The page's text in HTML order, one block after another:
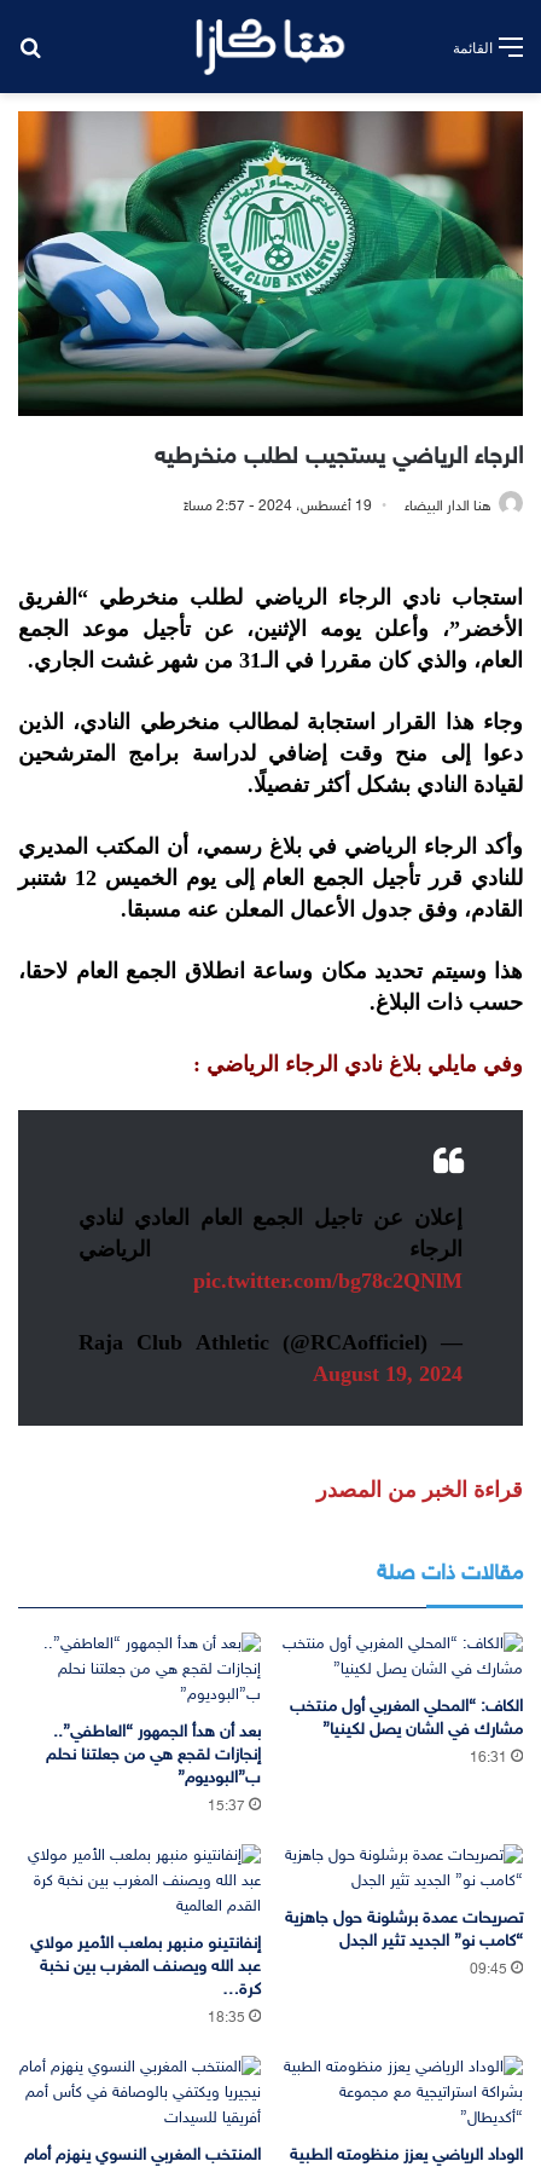
القائمة
الرجاء الرياضي يستجيب لطلب منخرطيه
هنا الدار البيضاء 19 أغسطس، 2024 - 2:57 مساءً
استجاب نادي الرجاء الرياضي لطلب منخرطي “الفريق
الأخضر”، وأعلن يومه الإثنين، عن تأجيل موعد الجمع
العام، والذي كان مقررا في الـ31 من شهر غشت الجاري.
وجاء هذا القرار استجابة لمطالب منخرطي النادي، الذين
دعوا إلى منح وقت إضافي لدراسة برامج المترشحين
لقيادة النادي بشكل أكثر تفصيلًا.
وأكد الرجاء الرياضي في بلاغ رسمي، أن المكتب المديري
للنادي قرر تأجيل الجمع العام إلى يوم الخميس 12 شتنبر
القادم، وفق جدول الأعمال المعلن عنه مسبقا.
هذا وسيتم تحديد مكان وساعة انطلاق الجمع العام لاحقا،
حسب ذات البلاغ.
وفي مايلي بلاغ نادي الرجاء الرياضي :
إعلان عن تاجيل الجمع العام العادي لنادي
الرجاء الرياضي
pic.twitter.com/bg78c2QNlM
— Raja Club Athletic (@RCAofficiel)
August 19, 2024
قراءة الخبر من المصدر
مقالات ذات صلة
الكاف: “المحلي المغربي أول منتخب
مشارك في الشان يصل لكينيا”
16:31
بعد أن هدأ الجمهور “العاطفي”..
إنجازات لقجع هي من جعلتنا نحلم
ب”البوديوم”
15:37
تصريحات عمدة برشلونة حول جاهزية
“كامب نو” الجديد تثير الجدل
09:45
إنفانتينو منبهر بملعب الأمير مولاي
عبد الله ويصنف المغرب بين نخبة
كرة…
18:35
الوداد الرياضي يعزز منظومته الطبية المنتخب المغربي النسوي ينهزم أمام